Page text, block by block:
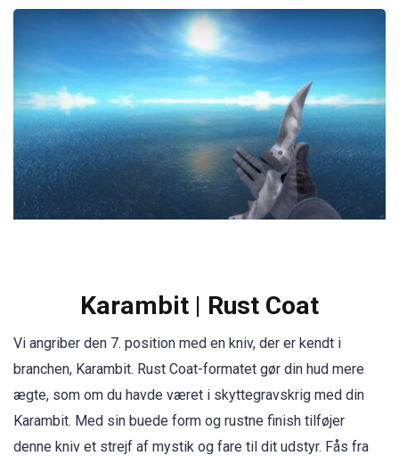
Karambit | Rust Coat
Vi angriber den 7. position med en kniv, der er kendt i
branchen, Karambit. Rust Coat-formatet gør din hud mere
ægte, som om du havde været i skyttegravskrig med din
Karambit. Med sin buede form og rustne finish tilføjer
denne kniv et strejf af mystik og fare til dit udstyr. Fås fra